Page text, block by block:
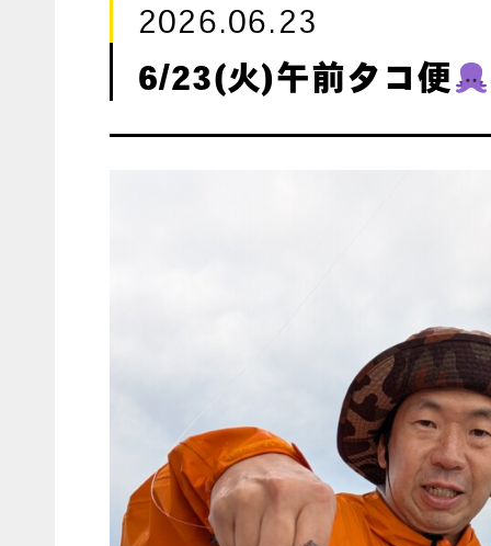
2026.06.23
6/23(火)午前タコ便